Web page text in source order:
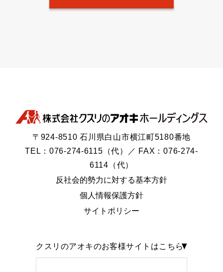
〒924-8510 石川県白山市横江町5180番地
TEL：076-274-6115（代）／ FAX：076-274-
6114（代）
反社会的勢力に対する基本方針
個人情報保護方針
サイトポリシー
クスリのアオキのお客様サイトはこちら